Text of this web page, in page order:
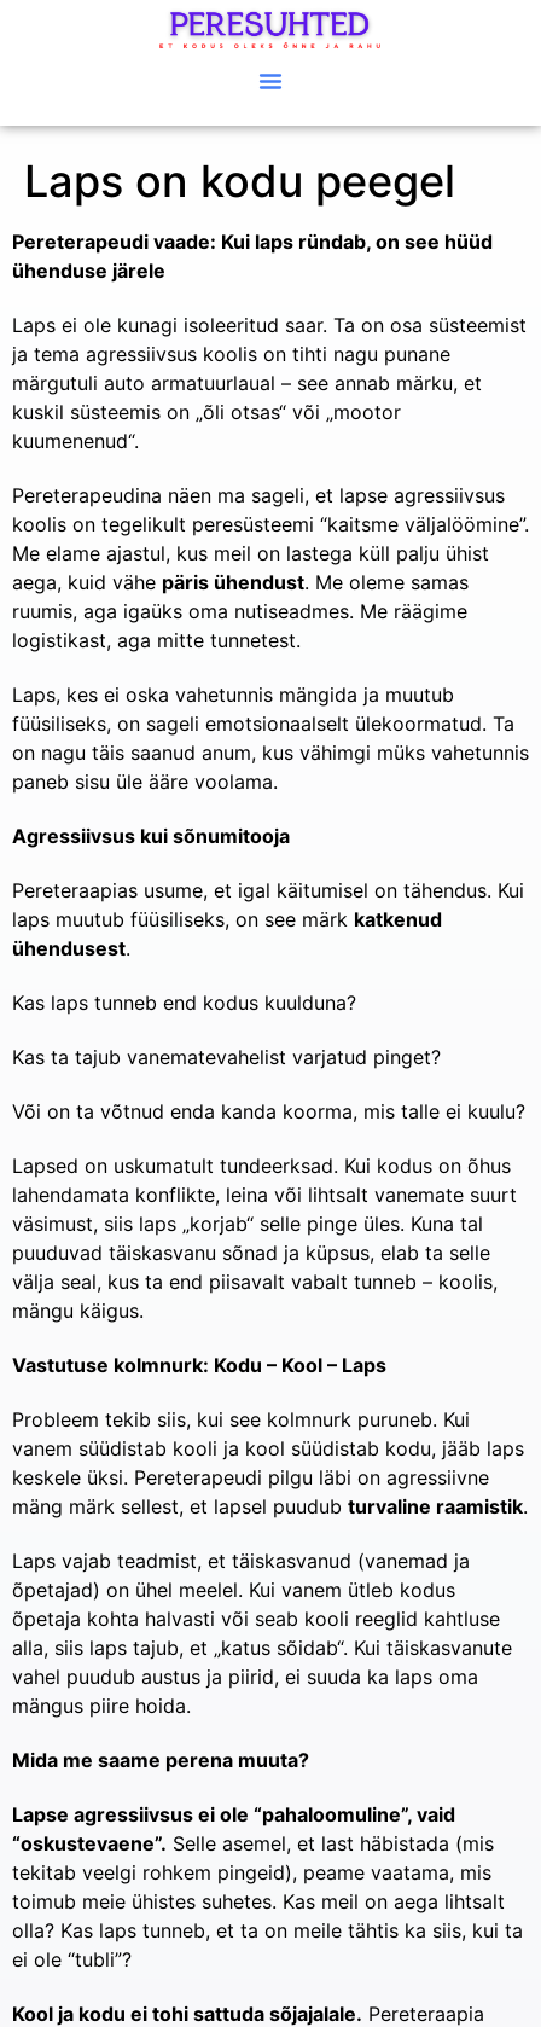
Laps on kodu peegel
Pereterapeudi vaade: Kui laps ründab, on see hüüd
ühenduse järele
Laps ei ole kunagi isoleeritud saar. Ta on osa süsteemist
ja tema agressiivsus koolis on tihti nagu punane
märgutuli auto armatuurlaual – see annab märku, et
kuskil süsteemis on „õli otsas“ või „mootor
kuumenenud“.
Pereterapeudina näen ma sageli, et lapse agressiivsus
koolis on tegelikult peresüsteemi “kaitsme väljalöömine”.
Me elame ajastul, kus meil on lastega küll palju ühist
aega, kuid vähe päris ühendust. Me oleme samas
ruumis, aga igaüks oma nutiseadmes. Me räägime
logistikast, aga mitte tunnetest.
Laps, kes ei oska vahetunnis mängida ja muutub
füüsiliseks, on sageli emotsionaalselt ülekoormatud. Ta
on nagu täis saanud anum, kus vähimgi müks vahetunnis
paneb sisu üle ääre voolama.
Agressiivsus kui sõnumitooja
Pereteraapias usume, et igal käitumisel on tähendus. Kui
laps muutub füüsiliseks, on see märk katkenud
ühendusest.
Kas laps tunneb end kodus kuulduna?
Kas ta tajub vanematevahelist varjatud pinget?
Või on ta võtnud enda kanda koorma, mis talle ei kuulu?
Lapsed on uskumatult tundeerksad. Kui kodus on õhus
lahendamata konflikte, leina või lihtsalt vanemate suurt
väsimust, siis laps „korjab“ selle pinge üles. Kuna tal
puuduvad täiskasvanu sõnad ja küpsus, elab ta selle
välja seal, kus ta end piisavalt vabalt tunneb – koolis,
mängu käigus.
Vastutuse kolmnurk: Kodu – Kool – Laps
Probleem tekib siis, kui see kolmnurk puruneb. Kui
vanem süüdistab kooli ja kool süüdistab kodu, jääb laps
keskele üksi. Pereterapeudi pilgu läbi on agressiivne
mäng märk sellest, et lapsel puudub turvaline raamistik.
Laps vajab teadmist, et täiskasvanud (vanemad ja
õpetajad) on ühel meelel. Kui vanem ütleb kodus
õpetaja kohta halvasti või seab kooli reeglid kahtluse
alla, siis laps tajub, et „katus sõidab“. Kui täiskasvanute
vahel puudub austus ja piirid, ei suuda ka laps oma
mängus piire hoida.
Mida me saame perena muuta?
Lapse agressiivsus ei ole “pahaloomuline”, vaid
“oskustevaene”. Selle asemel, et last häbistada (mis
tekitab veelgi rohkem pingeid), peame vaatama, mis
toimub meie ühistes suhetes. Kas meil on aega lihtsalt
olla? Kas laps tunneb, et ta on meile tähtis ka siis, kui ta
ei ole “tubli”?
Kool ja kodu ei tohi sattuda sõjajalale. Pereteraapia